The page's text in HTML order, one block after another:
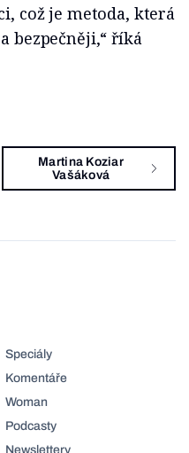
což je metoda, která
bezpečněji,“ říká
Martina Koziar
Vašáková
Speciály
Komentáře
Woman
Podcasty
Newslettery